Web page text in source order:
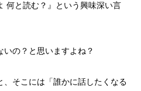
何と読む？』という興味深い言
いの？と思いますよね？
そこには「誰かに話したくなる